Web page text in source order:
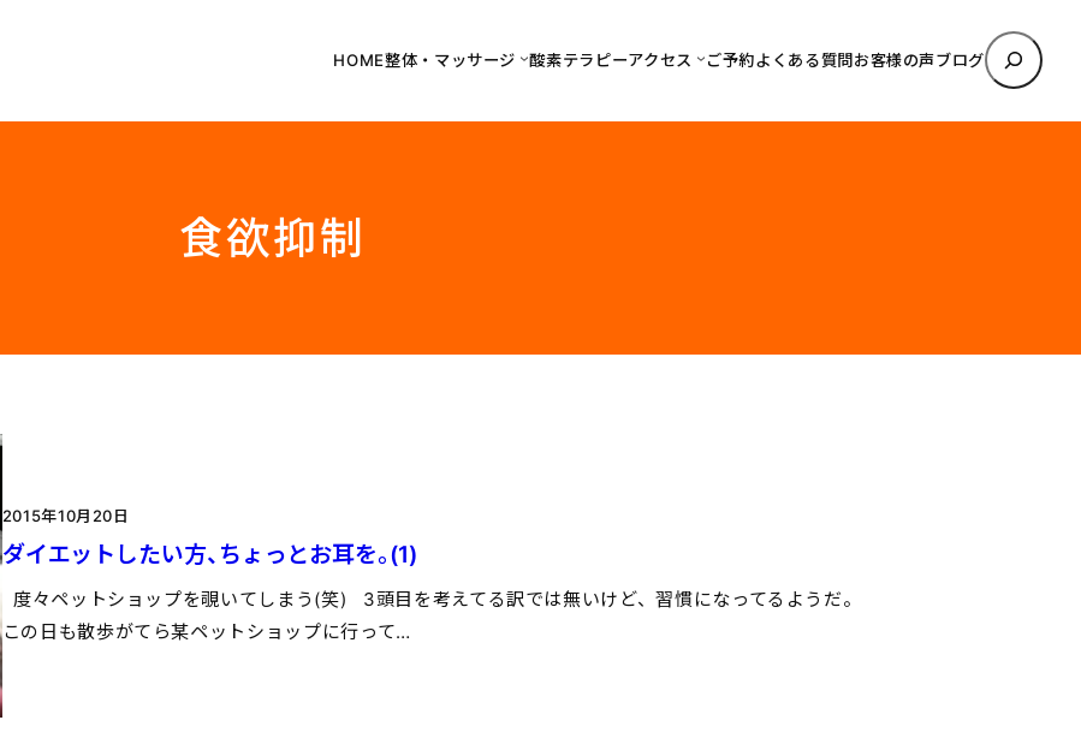
HOME整体・マッサージ 酸素テラピーアクセス ご予約よくある質問 お客様の声ブログ
検
索
食欲抑制
2015年10月20日
ダイエットしたい方、ちょっとお耳を。(1)
度々ペットショップを覗いてしまう(笑) 3頭目を考えてる訳では無いけど、習慣になってるようだ。
この日も散歩がてら某ペットショップに行って…